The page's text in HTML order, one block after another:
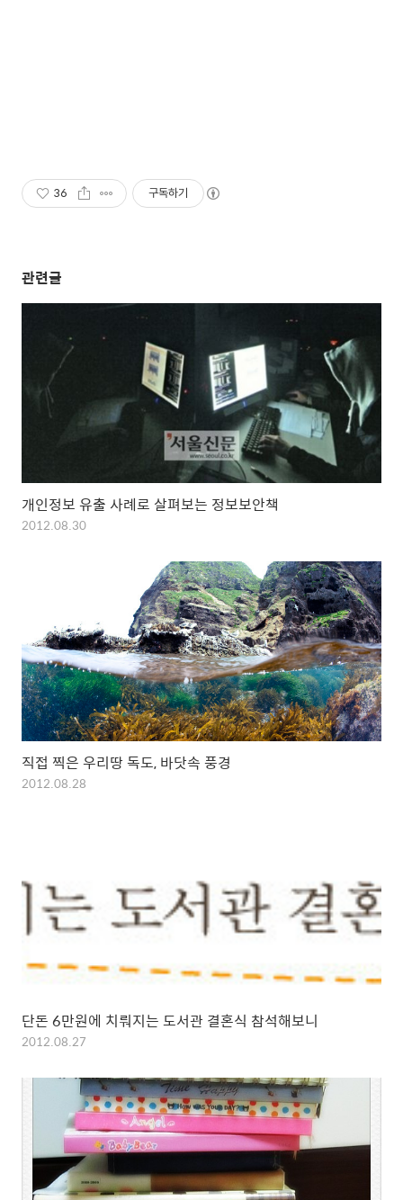
36 구독하기
관련글
개인정보 유출 사례로 살펴보는 정보보안책
2012.08.30
직접 찍은 우리땅 독도, 바닷속 풍경
2012.08.28
단돈 6만원에 치뤄지는 도서관 결혼식 참석해보니
2012.08.27